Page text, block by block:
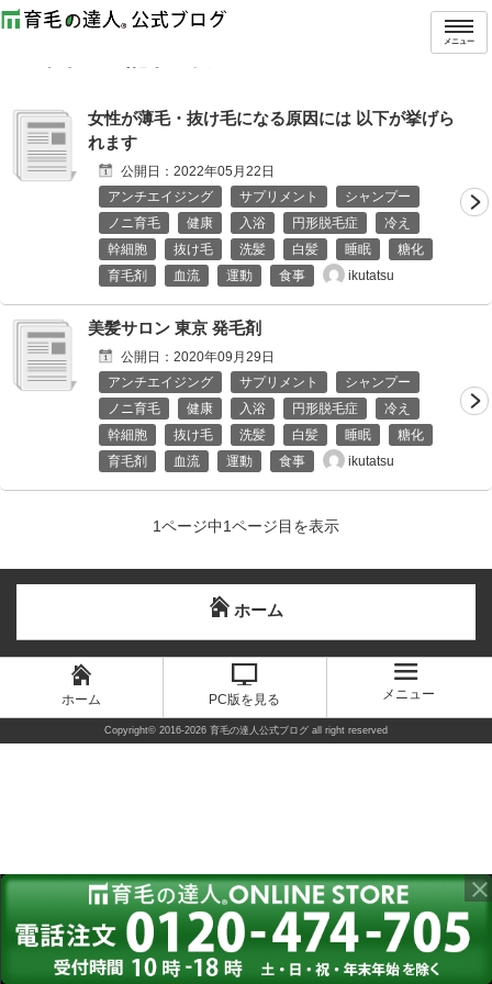
メニュー
トップ タグ：東京
女性が薄毛・抜け毛になる原因には 以下が挙げら
れます
公開日： 2022年05月22日
アンチエイジング
サプリメント
シャンプー
ノニ育毛
健康 入浴 円形脱毛症
冷え
幹細胞
抜け毛 洗髪 白髪 睡眠
糖化
育毛剤
血流 運動 食事 ikutatsu
美髪サロン 東京 発毛剤
公開日： 2020年09月29日
アンチエイジング
サプリメント
シャンプー
ノニ育毛
健康 入浴 円形脱毛症
冷え
幹細胞
抜け毛 洗髪 白髪 睡眠
糖化
育毛剤
血流 運動 食事 ikutatsu
1ページ中1ページ目を表示
ホーム
ホーム PC版を見る メニュー
Copyright© 2016-2026 育毛の達人公式ブログ all right reserved